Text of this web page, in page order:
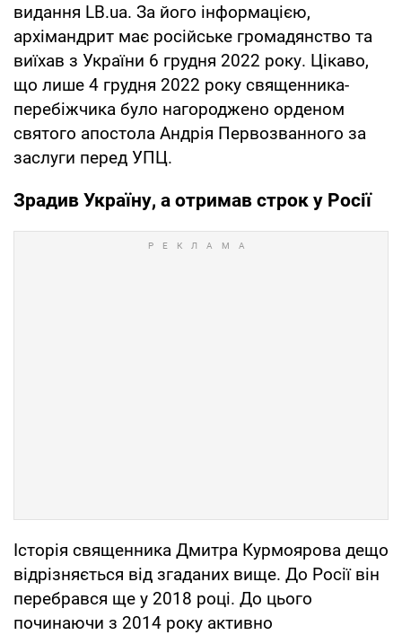
видання LB.ua. За його інформацією,
архімандрит має російське громадянство та
виїхав з України 6 грудня 2022 року. Цікаво,
що лише 4 грудня 2022 року священника-
перебіжчика було нагороджено орденом
святого апостола Андрія Первозванного за
заслуги перед УПЦ.
Зрадив Україну, а отримав строк у Росії
Історія священника Дмитра Курмоярова дещо
відрізняється від згаданих вище. До Росії він
перебрався ще у 2018 році. До цього
починаючи з 2014 року активно